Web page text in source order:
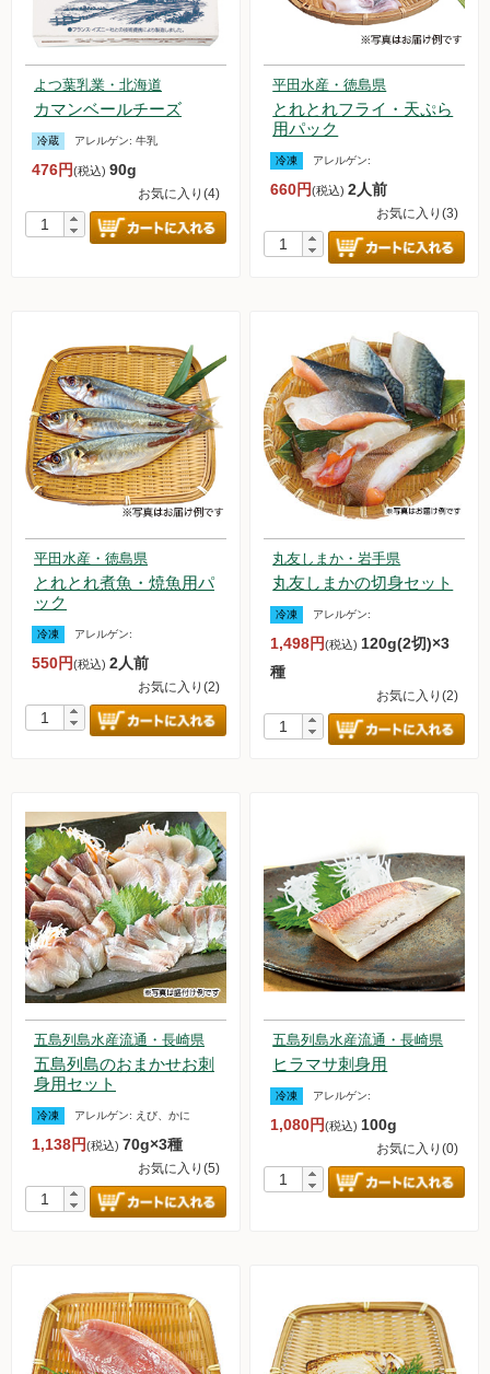
よつ葉乳業・北海道
カマンベールチーズ
冷蔵 アレルゲン: 牛乳
476円(税込) 90g
お気に入り(4)
平田水産・徳島県
とれとれフライ・天ぷら
用パック
冷凍 アレルゲン:
660円(税込)2人前
お気に入り(3)
平田水産・徳島県
とれとれ煮魚・焼魚用パ
ック
冷凍 アレルゲン:
550円(税込) 2人前
お気に入り(2)
丸友しまか・岩手県
丸友しまかの切身セット
冷凍 アレルゲン:
1,498円(税込) 120g(2切)×3
種
お気に入り(2)
五島列島水産流通・長崎県
五島列島のおまかせお刺
身用セット
冷凍 アレルゲン: えび、かに
1,138円(税込) 70g×3種
お気に入り(5)
五島列島水産流通・長崎県
ヒラマサ刺身用
冷凍 アレルゲン:
1,080円(税込) 100g
お気に入り(0)